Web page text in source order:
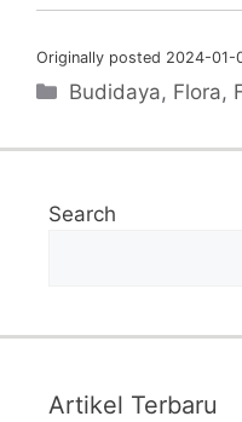
Originally posted 2024-01-
Categories
Budidaya, Flora,
Search
Artikel Terbaru